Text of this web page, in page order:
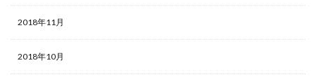
2018年11月
2018年10月